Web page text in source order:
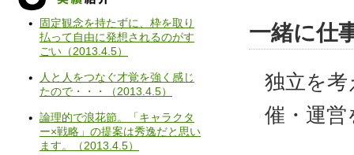
一緒に仕
独立を
催・運
固定観念を持たずに、枠を取り
払って自由に発想されるのがす
ごい（2013.4.5）
人と人をつなぐ才覚を強く感じ
たので・・・（2013.4.5）
論理的で浪花節。「キャラクタ
ー×戦略」の提案は秀逸だと思い
ます。（2013.4.5）